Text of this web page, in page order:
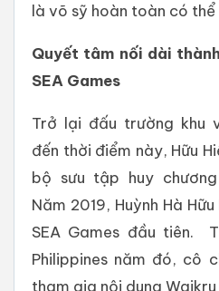
là võ sỹ hoàn toàn có
Quyết tâm nối dài
SEA Games
Trở lại đấu trường khu
đến thời điểm này, Hữu
bộ sưu tập huy
Năm 2019, Huỳnh Hà
SEA Games đầu tiên.
Philippines năm đó, cô
tham gia nội dung